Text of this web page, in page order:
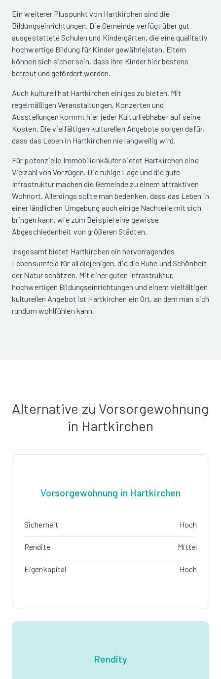
Ein weiterer Pluspunkt von Hartkirchen sind die
Bildungseinrichtungen. Die Gemeinde verfügt über gut
ausgestattete Schulen und Kindergärten, die eine qualitativ
hochwertige Bildung für Kinder gewährleisten. Eltern
können sich sicher sein, dass ihre Kinder hier bestens
betreut und gefördert werden.
Auch kulturell hat Hartkirchen einiges zu bieten. Mit
regelmäßigen Veranstaltungen, Konzerten und
Ausstellungen kommt hier jeder Kulturliebhaber auf seine
Kosten. Die vielfältigen kulturellen Angebote sorgen dafür,
dass das Leben in Hartkirchen nie langweilig wird.
Für potenzielle Immobilienkäufer bietet Hartkirchen eine
Vielzahl von Vorzügen. Die ruhige Lage und die gute
Infrastruktur machen die Gemeinde zu einem attraktiven
Wohnort. Allerdings sollte man bedenken, dass das Leben in
einer ländlichen Umgebung auch einige Nachteile mit sich
bringen kann, wie zum Beispiel eine gewisse
Abgeschiedenheit von größeren Städten.
Insgesamt bietet Hartkirchen ein hervorragendes
Lebensumfeld für all diejenigen, die die Ruhe und Schönheit
der Natur schätzen. Mit einer guten Infrastruktur,
hochwertigen Bildungseinrichtungen und einem vielfältigen
kulturellen Angebot ist Hartkirchen ein Ort, an dem man sich
rundum wohlfühlen kann.
Alternative zu Vorsorgewohnung
in Hartkirchen
Vorsorgewohnung in Hartkirchen
Sicherheit Hoch
Rendite Mittel
Eigenkapital Hoch
Rendity